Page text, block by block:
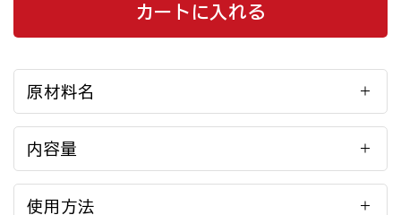
カートに入れる
原材料名
内容量
使用方法